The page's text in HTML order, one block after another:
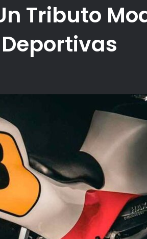
Tributo